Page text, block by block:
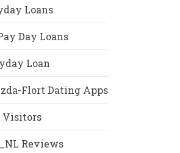
Loans
Day Loans
Loan
Flort Dating Apps
Visitors
Reviews